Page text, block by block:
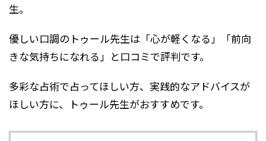
生。
優しい口調のトゥール先生は「心が軽くなる」「前向
きな気持ちになれる」と口コミで評判です。
多彩な占術で占ってほしい方、実践的なアドバイスが
ほしい方に、トゥール先生がおすすめです。